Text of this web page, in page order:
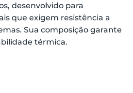
desenvolvido para
que exigem resistência a
Sua composição garante
térmica.